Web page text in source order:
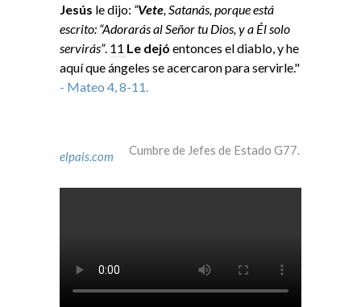
Jesús le dijo: “Vete, Satanás, porque está
escrito: “Adorarás al Señor tu Dios, y a Él solo
servirás”. 11 Le dejó entonces el diablo, y he
aquí que ángeles se acercaron para servirle."
- Mateo 4, 8-11.
elpais.com Cumbre de Jefes de Estado G77.